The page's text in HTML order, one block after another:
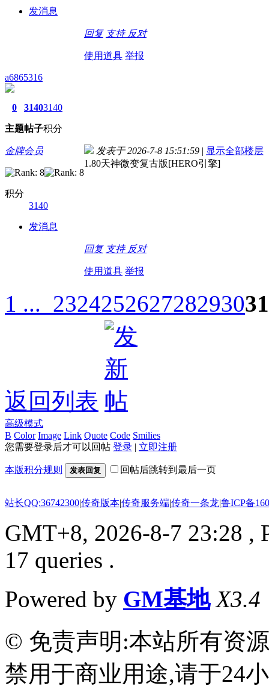
发消息
回复 支持 反对
使用道具 举报
a6865316
0
主题
3140
帖子
3140
积分
金牌会员
积分
3140
发消息
发表于 2026-7-8 15:51:59 | 显示全部楼层
1.80天神微变复古版[HERO引擎]
回复 支持 反对
使用道具 举报
1 ... 232425262728293031
返回列表
高级模式
B Color Image Link Quote Code Smilies
您需要登录后才可以回帖 登录 | 立即注册
本版积分规则 发表回复 回帖后跳转到最后一页
站长QQ:36742300|传奇版本|传奇服务端|传奇一条龙|鲁ICP备
GMT+8, 2026-8-7 23:28 ,
17 queries .
Powered by GM基地 X3.4
© 免责声明:本站所有资
禁用于商业用途,请于24